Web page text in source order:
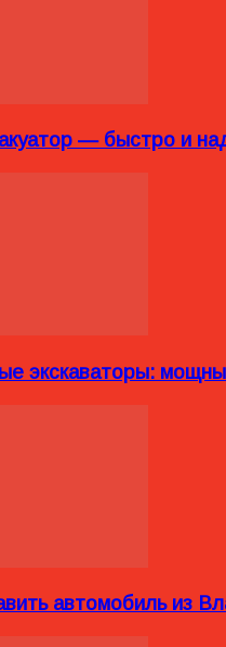
— быстро и
экскаваторы:
автомобиль из